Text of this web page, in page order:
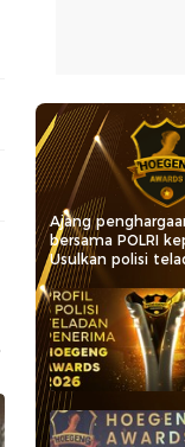
Ajang
bersama POLRI
Usulkan polisi